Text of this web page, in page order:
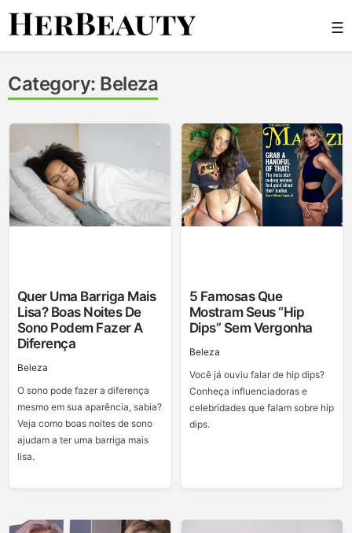
Skip
☰
Category: Beleza
Quer Uma Barriga Mais
Lisa? Boas Noites De
Sono Podem Fazer A
Diferença
Beleza
O sono pode fazer a diferença
mesmo em sua aparência, sabia?
Veja como boas noites de sono
ajudam a ter uma barriga mais
lisa.
5 Famosas Que
Mostram Seus “hip
Dips” Sem Vergonha
Beleza
Você já ouviu falar de hip dips?
Conheça influenciadoras e
celebridades que falam sobre hip
dips.